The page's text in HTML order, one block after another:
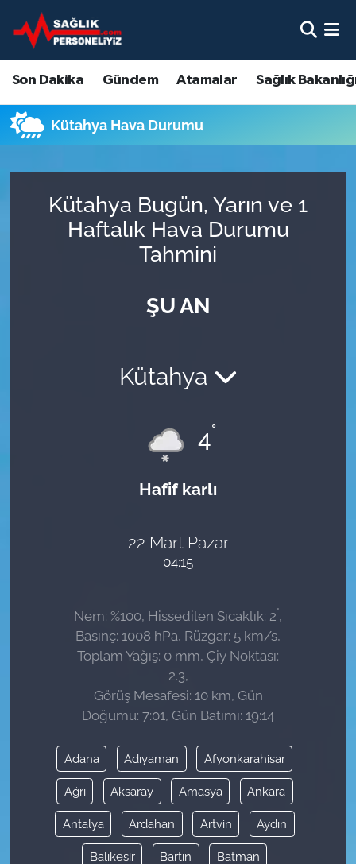
Son Dakika Gündem Atamalar Sağlık
Kütahya Hava Durumu
Kütahya Bugün, Yarın ve 1
Haftalık Hava Durumu
Tahmini
ŞU AN
Kütahya
4°
Hafif karlı
22 Mart Pazar
04:15
Nem: %100, Hissedilen Sıcaklık: 2°,
Basınç: 1008 hPa, Rüzgar: 5 km/s,
Toplam Yağış: 0 mm, Çiy Noktası:
2.3,
Görüş Mesafesi: 10 km, Gün
Doğumu: 7:01, Gün Batımı: 19:14
Adana Adıyaman Afyonkarahisar
Ağrı Aksaray Amasya Ankara
Antalya Ardahan Artvin Aydın
Balıkesir Bartın Batman
Son Dakika
Gündem
Atamalar
Mevzuat
Sağlık Personeli Alımı
Nöbetçi Eczaneler
Hava Durumu
Namaz Vakitleri
Süper Lig Puan Durumu ve Fikstür
Son Dakika Haberleri